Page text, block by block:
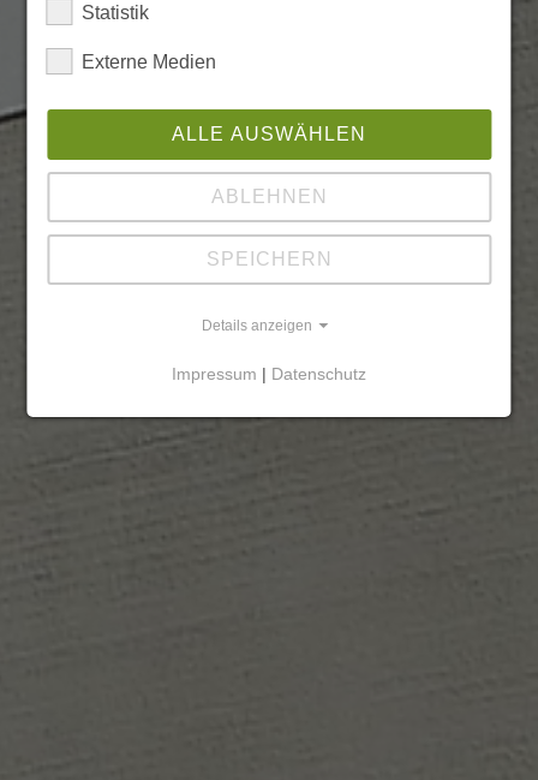
Statistik
Externe Medien
ALLE AUSWÄHLEN
ABLEHNEN
SPEICHERN
Details anzeigen
Impressum | Datenschutz